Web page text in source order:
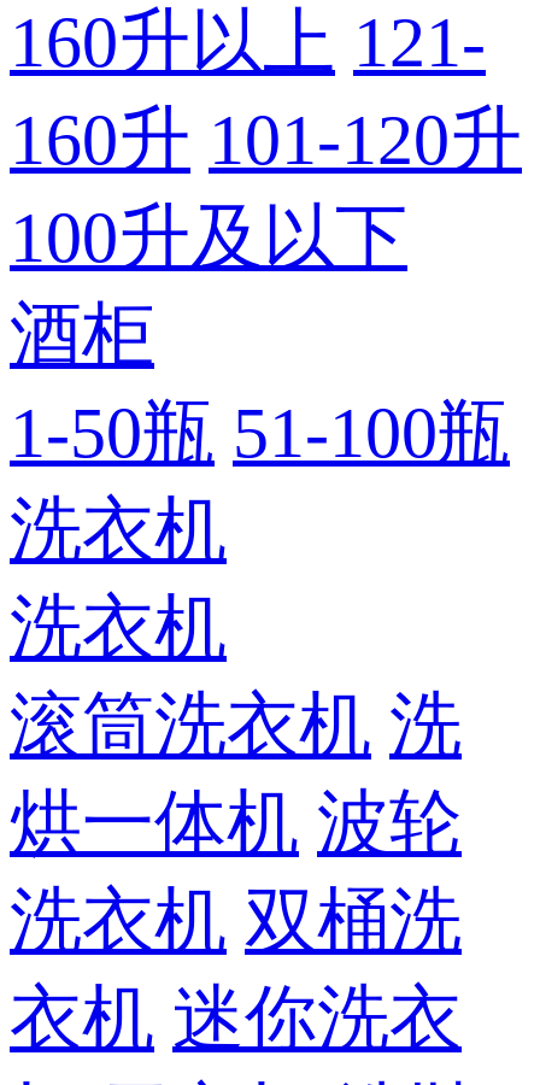
160升以上 121-
160升 101-120升
100升及以下
酒柜
1-50瓶 51-100瓶
洗衣机
洗衣机
滚筒洗衣机 洗
烘一体机 波轮
洗衣机 双桶洗
衣机 迷你洗衣